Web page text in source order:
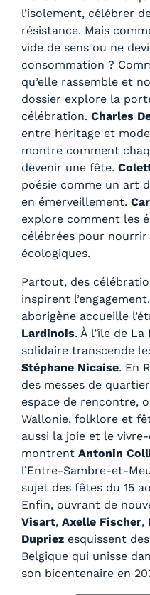
g
e
d
e
p
r
i
x
6
,
0
0
à
0
l’isolement, célébrer
résistance. Mais
vide de sens ou ne
consommation ?
qu’elle rassemble et
dossier explore la
célébration. Charles
entre héritage et
montre comment
devenir une fête.
poésie comme un art
en émerveillement.
explore comment les
célébrées pour
écologiques.
Partout, des
inspirent
aborigène accueille
Lardinois. À l’île de
solidaire transcende
Stéphane Nicaise. En
des messes de
espace de rencontre,
Wallonie, folklore et
aussi la joie et le
montrent Antonin
l’Entre-Sambre-et-
sujet des fêtes du 15
Enfin, ouvrant de
Visart, Axelle Fischer,
Dupriez esquissent
Belgique qui unisse
son bicentenaire en